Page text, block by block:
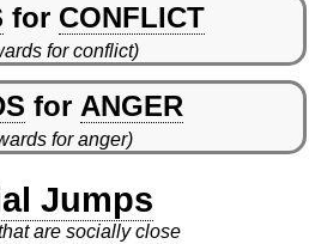
for CONFLICT
for conflict)
for ANGER
for anger)
Jumps
are socially close